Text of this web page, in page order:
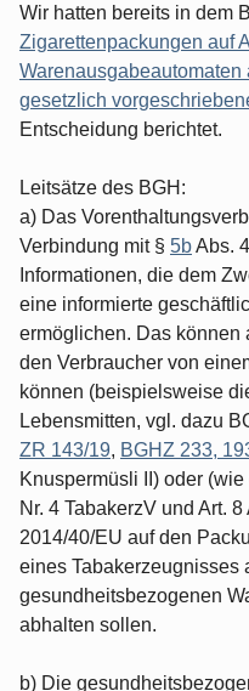
Wir hatten bereits in dem
Zigarettenpackungen auf
gesetzlich
Entscheidung berichtet.
Leitsätze des BGH:
a) Das
Verbindung mit § 5bAbs.
Informationen, die dem
eine informierte
ermöglichen. Das können
den Verbraucher von
können (beispielsweise
Lebensmitten, vgl. dazu
ZR 143/19, BGHZ 233,
Knuspermüsli II) oder
Nr. 4 TabakerzV und Art.
2014/40/EU auf den
eines Tabakerzeugnisses
gesundheitsbezogenen
abhalten sollen.
b) Die